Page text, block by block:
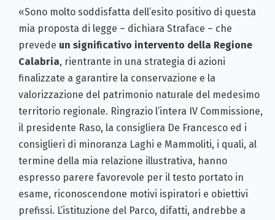
«Sono molto soddisfatta dell’esito positivo di questa
mia proposta di legge – dichiara Straface – che
prevede un significativo intervento della Regione
Calabria, rientrante in una strategia di azioni
finalizzate a garantire la conservazione e la
valorizzazione del patrimonio naturale del medesimo
territorio regionale. Ringrazio l’intera IV Commissione,
il presidente Raso, la consigliera De Francesco ed i
consiglieri di minoranza Laghi e Mammoliti, i quali, al
termine della mia relazione illustrativa, hanno
espresso parere favorevole per il testo portato in
esame, riconoscendone motivi ispiratori e obiettivi
prefissi. L’istituzione del Parco, difatti, andrebbe a